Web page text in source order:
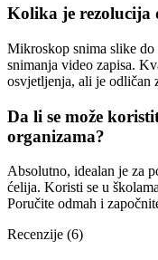
Kolika je rezolucija
Mikroskop snima slike do
snimanja video zapisa.
osvjetljenja, ali je odličan
Da li se može
organizama?
Absolutno, idealan je za
ćelija. Koristi se u
Poručite odmah i
Recenzije (6)